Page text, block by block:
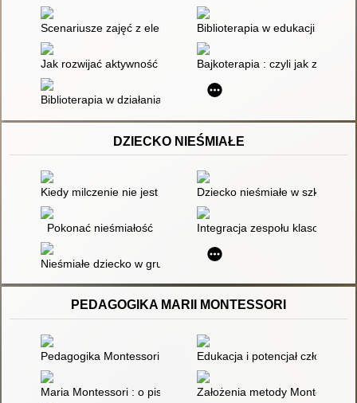
Scenariusze zajęć z elementami bajkoterapii
Biblioterapia w edukacji
Jak rozwijać aktywność twórczą dzieci i młodzieży : drama w
Bajkoterapia : czyli jak z
Biblioterapia w działaniach placówek opiekuńczo-
DZIECKO NIEŚMIAŁE
Kiedy milczenie nie jest złotem. Sytuacja edukacyjna dzieci
Dziecko nieśmiałe w szkole
Pokonać nieśmiałość Integracja zespołu klasowego
Nieśmiałe dziecko w grupie przedszkolnej : jak efektywnie
PEDAGOGIKA MARII MONTESSORI
Pedagogika Montessori w przedszkolu i szkole
Edukacja i potencjał człowieka
Maria Montessori : o pisaniu i czytaniu dzieciZałożenia metody Montessori